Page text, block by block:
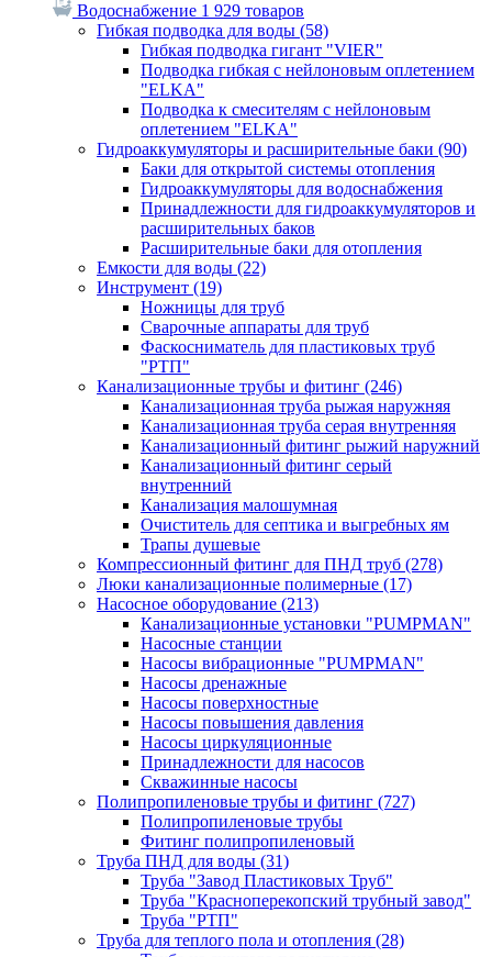
Водоснабжение 1 929 товаров
Гибкая подводка для воды (58)
Гибкая подводка гигант "VIER"
Подводка гибкая с нейлоновым оплетением
"ELKA"
Подводка к смесителям с нейлоновым
оплетением "ELKA"
Гидроаккумуляторы и расширительные баки (90)
Баки для открытой системы отопления
Гидроаккумуляторы для водоснабжения
Принадлежности для гидроаккумуляторов и
расширительных баков
Расширительные баки для отопления
Емкости для воды (22)
Инструмент (19)
Ножницы для труб
Сварочные аппараты для труб
Фаскосниматель для пластиковых труб
"РТП"
Канализационные трубы и фитинг (246)
Канализационная труба рыжая наружняя
Канализационная труба серая внутренняя
Канализационный фитинг рыжий наружний
Канализационный фитинг серый
внутренний
Канализация малошумная
Очиститель для септика и выгребных ям
Трапы душевые
Компрессионный фитинг для ПНД труб (278)
Люки канализационные полимерные (17)
Насосное оборудование (213)
Канализационные установки "PUMPMAN"
Насосные станции
Насосы вибрационные "PUMPMAN"
Насосы дренажные
Насосы поверхностные
Насосы повышения давления
Насосы циркуляционные
Принадлежности для насосов
Скважинные насосы
Полипропиленовые трубы и фитинг (727)
Полипропиленовые трубы
Фитинг полипропиленовый
Труба ПНД для воды (31)
Труба "Завод Пластиковых Труб"
Труба "Красноперекопский трубный завод"
Труба "РТП"
Труба для теплого пола и отопления (28)